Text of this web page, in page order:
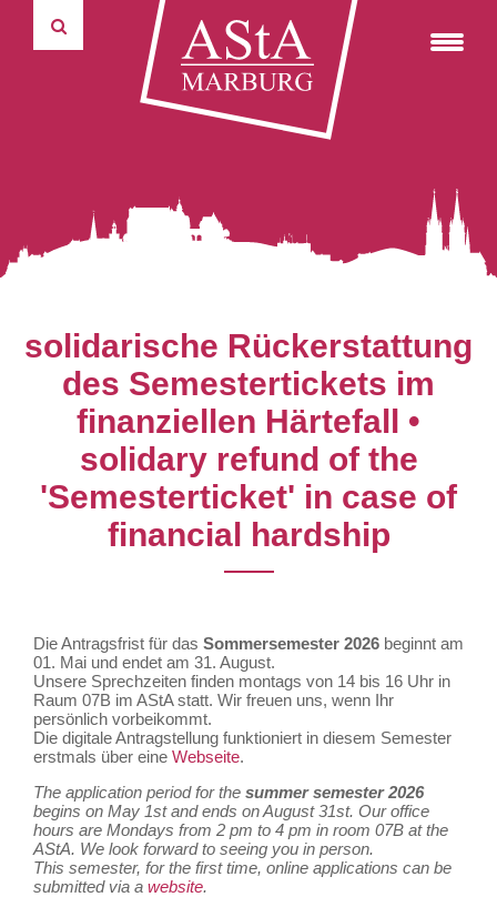
Wahlausschuss
Widerspruchsausschuss
Rechnungsprüfungsausschuss
Universitätspräsidium
Fahrradverleihsystem
Kulturticket
Autonome Tutorien
studentische und universitäre Selbstverwaltung
Informations- & Kommunikationstechnik
75 Jahre marburger Politikwissenschaft
autonome Tutorien
Pressemitteilungen
Reader & weiterer Lesestoff
Satzungen und Ordnungen
solidarische Rückerstattung
des Semestertickets im
finanziellen Härtefall •
solidary refund of the
'Semesterticket' in case of
financial hardship
Die Antragsfrist für das Sommersemester 2026 beginnt am
01. Mai und endet am 31. August.
Unsere Sprechzeiten finden montags von 14 bis 16 Uhr in
Raum 07B im AStA statt. Wir freuen uns, wenn Ihr
persönlich vorbeikommt.
Die digitale Antragstellung funktioniert in diesem Semester
erstmals über eine Webseite.
The application period for the summer semester 2026
begins on May 1st and ends on August 31st. Our office
hours are Mondays from 2 pm to 4 pm in room 07B at the
AStA. We look forward to seeing you in person.
This semester, for the first time, online applications can be
submitted via a website.